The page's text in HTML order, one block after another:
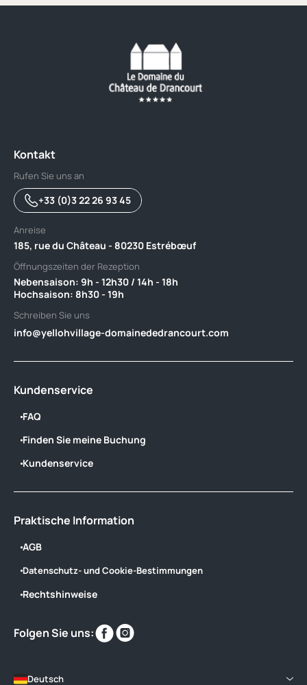
Kontakt
Rufen Sie uns an
+33 (0)3 22 26 93 45
Anreise
185, rue du Château - 80230 Estrébœuf
Öffnungszeiten der Rezeption
Nebensaison: 9h - 12h30 / 14h - 18h ‎ ‎ ‎ ‎ ‎ ‎ ‎ ‎ ‎ ‎ ‎ ‎ ‎ ‎ ‎ ‎ ‎ ‎ ‎ ‎ ‎ ‎ ‎ ‎ ‎ ‎ ‎ ‎ ‎ ‎ ‎ ‎ ‎ ‎ ‎ ‎ ‎ ‎ ‎ ‎ ‎ ‎ ‎ ‎ ‎ ‎
Hochsaison: 8h30 - 19h
Schreiben Sie uns
info@yellohvillage-domainededrancourt.com
Kundenservice
FAQ
Finden Sie meine Buchung
Kundenservice
Praktische Information
AGB
Datenschutz- und Cookie-Bestimmungen
Rechtshinweise
Folgen Sie uns:
Finden
Sie
Deutsch